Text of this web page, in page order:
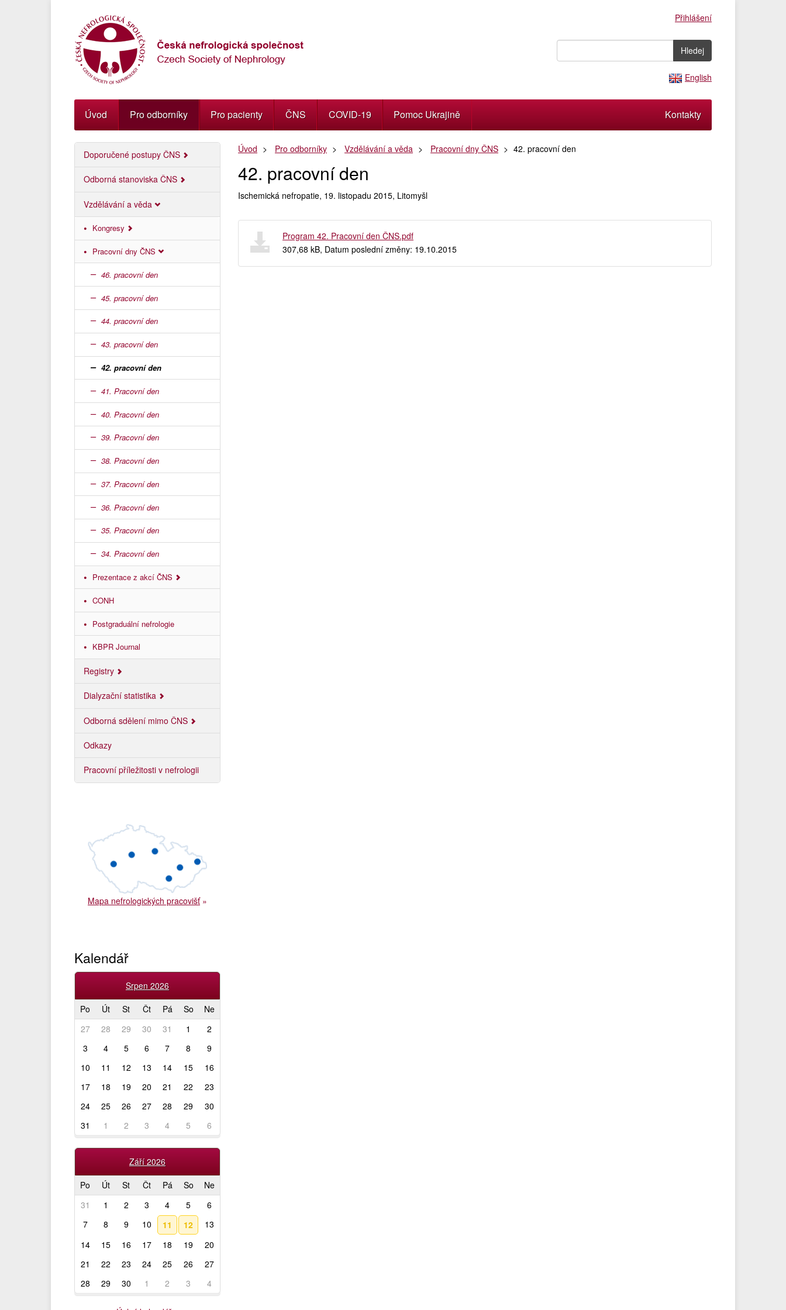
k
navigaci
Přejít
na
obsah
Přejít
k
postrannímu
Klávesové
zkratky
Přihlášení
English
Úvod Pro odborníky Pro pacienty ČNS COVID-19 Pomoc Ukrajině Kontakty
Úvod Pro odborníky Vzdělávání a věda Pracovní dny ČNS 42. pracovní den
42. pracovní den
Ischemická nefropatie, 19. listopadu 2015, Litomyšl
Program 42. Pracovní den ČNS.pdf
307,68 kB, Datum poslední změny: 19.10.2015
Doporučené postupy ČNS
Odborná stanoviska ČNS
Vzdělávání a věda
Kongresy
Pracovní dny ČNS
46. pracovní den
45. pracovní den
44. pracovní den
43. pracovní den
42. pracovní den
41. Pracovní den
40. Pracovní den
39. Pracovní den
38. Pracovní den
37. Pracovní den
36. Pracovní den
35. Pracovní den
34. Pracovní den
Prezentace z akcí ČNS
CONH
Postgraduální nefrologie
KBPR Journal
Registry
Dialyzační statistika
Odborná sdělení mimo ČNS
Odkazy
Pracovní příležitosti v nefrologii
Mapa nefrologických pracovišť»
Kalendář
Srpen 2026
Po
Út St Čt Pá So
Ne
27
28 29 30 31 1
2
3
4 5 6 7 8
9
10
11 12 13 14 15
16
17
18 19 20 21 22
23
24
25 26 27 28 29
30
31
1 2 3 4 5 6
Září 2026
Po
Út St Čt Pá So
Ne
31
1 2 3 4 5
6
7
8 9 10 11 12
13
14
15 16 17 18 19
20
21
22 23 24 25 26
27
28
29 30 1 2 3 4